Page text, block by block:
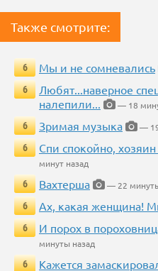
Также смотрите:
6 Мы и не сомневались
6
Любят...наверное
налепили...
— 18
6
Зримая музыка
—
6
Спи спокойно,
минут назад
6
Вахтерша
— 22
6
Ах, какая женщина!
6
И порох в
минуты назад
6
Кажется